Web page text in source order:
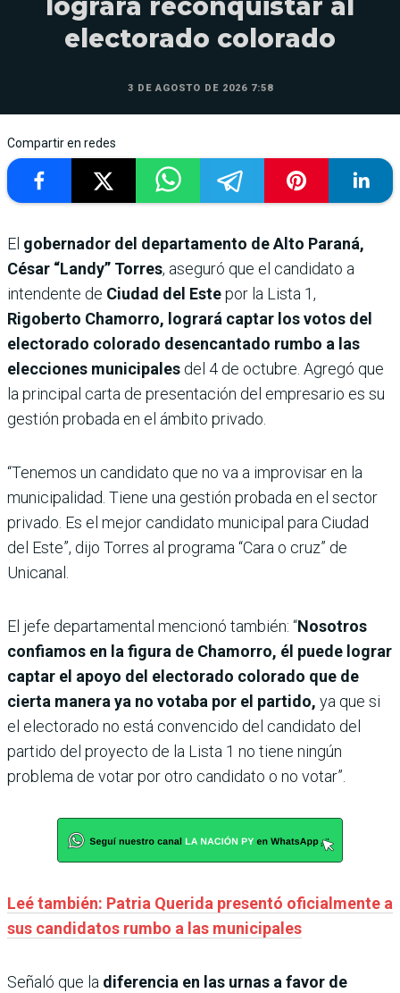
logrará reconquistar al
electorado colorado
3 DE AGOSTO DE 2026 7:58
Compartir en redes
El gobernador del departamento de Alto Paraná,
César “Landy” Torres, aseguró que el candidato a
intendente de Ciudad del Estepor la Lista 1,
Rigoberto Chamorro, logrará captar los votos del
electorado colorado desencantado rumbo a las
elecciones municipales del 4 de octubre. Agregó que
la principal carta de presentación del empresario es su
gestión probada en el ámbito privado.
“Tenemos un candidato que no va a improvisar en la
municipalidad. Tiene una gestión probada en el sector
privado. Es el mejor candidato municipal para Ciudad
del Este”, dijo Torres al programa “Cara o cruz” de
Unicanal.
El jefe departamental mencionó también: “Nosotros
confiamos en la figura de Chamorro, él puede lograr
captar el apoyo del electorado colorado que de
cierta manera ya no votaba por el partido, ya que si
el electorado no está convencido del candidato del
partido del proyecto de la Lista 1 no tiene ningún
problema de votar por otro candidato o no votar”.
Leé también: Patria Querida presentó oficialmente a
sus candidatos rumbo a las municipales
Señaló que la diferencia en las urnas a favor de